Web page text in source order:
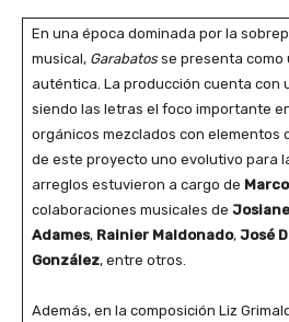
En una época dominada por la
musical, Garabatos se presenta como
auténtica. La producción cuenta con
siendo las letras el foco importante
orgánicos mezclados con elementos
de este proyecto uno evolutivo para
arreglos estuvieron a cargo de
colaboraciones musicales de
Adames, Rainier Maldonado, José
González, entre otros.
Además, en la composición Liz